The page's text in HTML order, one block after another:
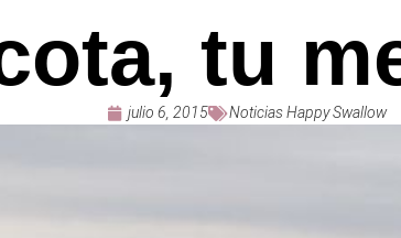
tu
julio 6, 2015 Noticias Happy Swallow